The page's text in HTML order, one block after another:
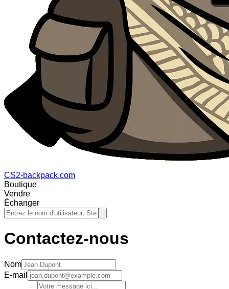
CS2-backpack.com
Boutique
Vendre
Échanger
Contactez-nous
Nom
E-mail